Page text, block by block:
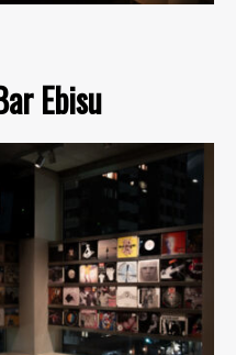
Ebisu